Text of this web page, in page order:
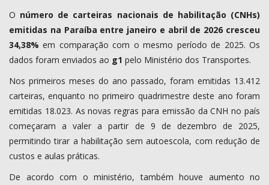
O número de carteiras nacionais de habilitação (CNHs)
emitidas na Paraíba entre janeiro e abril de 2026 cresceu
34,38% em comparação com o mesmo período de 2025. Os
dados foram enviados ao g1 pelo Ministério dos Transportes.
Nos primeiros meses do ano passado, foram emitidas 13.412
carteiras, enquanto no primeiro quadrimestre deste ano foram
emitidas 18.023. As novas regras para emissão da CNH no país
começaram a valer a partir de 9 de dezembro de 2025,
permitindo tirar a habilitação sem autoescola, com redução de
custos e aulas práticas.
De acordo com o ministério, também houve aumento no